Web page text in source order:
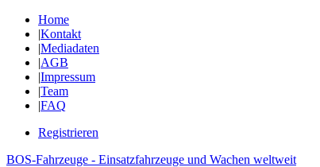
Home
|Kontakt
|Mediadaten
|AGB
|Impressum
|Team
|FAQ
Registrieren
BOS-Fahrzeuge - Einsatzfahrzeuge und Wachen weltweit